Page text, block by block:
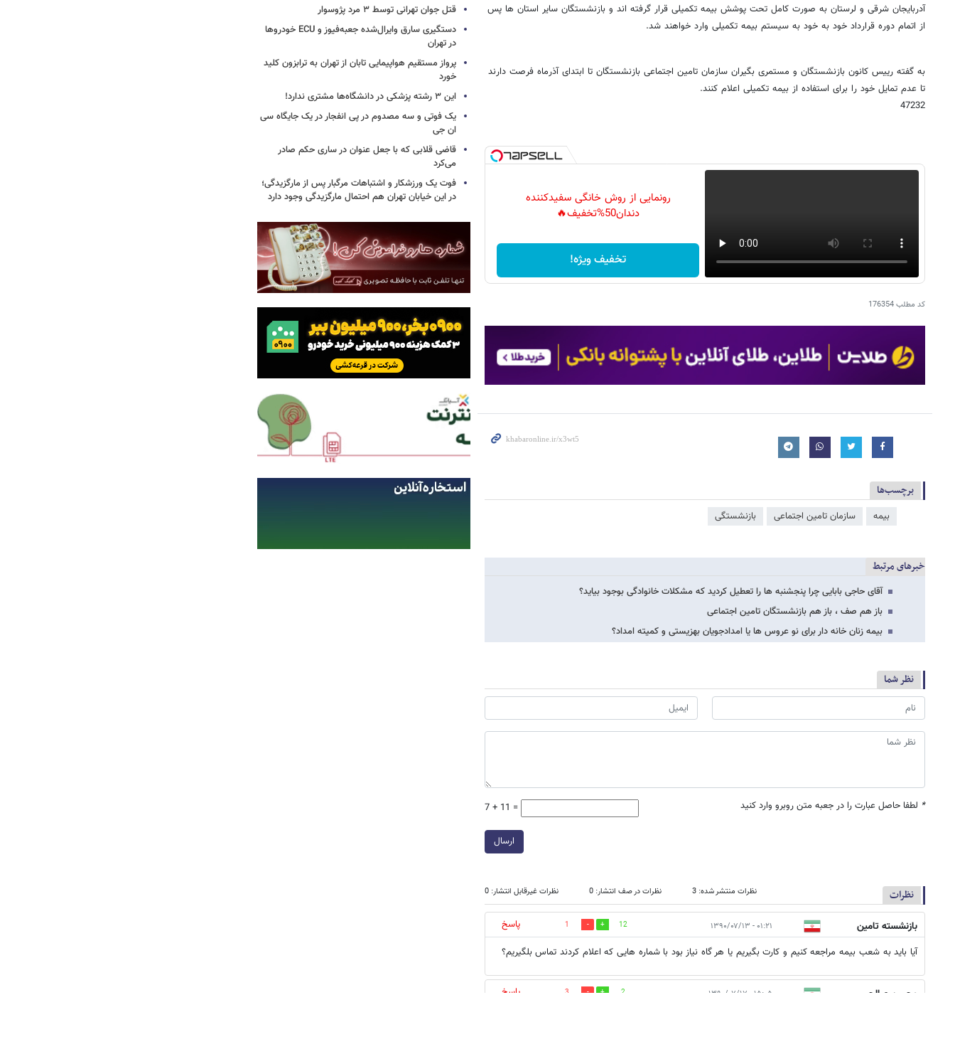
آدربایجان شرقی و لرستان به صورت کامل تحت پوشش بیمه تکمیلی قرار گرفته اند و بازنشستگان سایر استان ها پس
از اتمام دوره قرارداد خود به خود به سیستم بیمه تکمیلی وارد خواهند شد.
به گفته رییس کانون بازنشستگان و مستمری بگیران سازمان تامین اجتماعی بازنشستگان تا ابتدای آذرماه فرصت دارند
تا عدم تمایل خود را برای استفاده از بیمه تکمیلی اعلام کنند.
47232
رونمایی از روش خانگی سفیدکننده
دندان50%تخفیف🔥
تخفیف ویژه!
کد مطلب176354
برچسب‌ها
بیمه سازمان تامین اجتماعی بازنشستگی
خبرهای مرتبط
آقای حاجی بابایی چرا پنجشنبه ها را تعطیل کردید که مشکلات خانوادگی بوجود بیاید؟
باز هم صف ، باز هم بازنشستگان تامین اجتماعی
بیمه زنان خانه دار برای نو عروس ها یا امدادجویان بهزیستی و کمیته امداد؟
نظر شما
* لطفا حاصل عبارت را در جعبه متن روبرو وارد کنید 7 + 11 =
ارسال
نظرات نظرات منتشر شده: 3 نظرات در صف انتشار: 0 نظرات غیرقابل انتشار: 0
بازنشسته تامین
اجتماعیی
۰۱:۲۱ - ۱۳۹۰/۰۷/۱۳ 12
1
پاسخ
آیا باید به شعب بیمه مراجعه کنیم و کارت بگیریم یا هر گاه نیاز بود با شماره هایی که اعلام کردند تماس بلگیریم؟
محسن صالحی ۱۵:۰۵ - ۱۳۹۰/۰۷/۱۷ 2
3
پاسخ
قتل جوان تهرانی توسط ۳ مرد پژوسوار
دستگیری سارق وایرال‌شده جعبه‌فیوز و ECU خودروها
در تهران
پرواز مستقیم هواپیمایی تابان از تهران به ترابزون کلید
خورد
این ۳ رشته پزشکی در دانشگاه‌ها مشتری ندارد!
یک فوتی و سه مصدوم در پی انفجار در یک جایگاه سی
ان جی
قاضی قلابی که با جعل عنوان در ساری حکم صادر
می‌کرد
فوت یک ورزشکار و اشتباهات مرگبار پس از مارگزیدگی؛
در این خیابان تهران هم احتمال مارگزیدگی وجود دارد